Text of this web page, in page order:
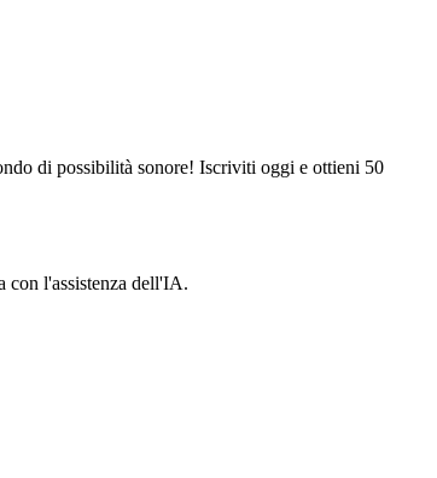
di possibilità sonore! Iscriviti oggi e ottieni 50
con l'assistenza dell'IA.